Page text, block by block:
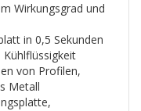
Wirkungsgrad und
in 0,5 Sekunden
Kühlflüssigkeit
von Profilen,
Metall